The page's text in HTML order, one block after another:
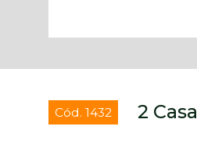
Cód. 1432 2